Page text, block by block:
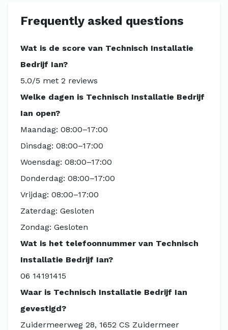
Frequently asked questions
Wat is de score van Technisch Installatie
Bedrijf Ian?
5.0/5 met 2 reviews
Welke dagen is Technisch Installatie Bedrijf
Ian open?
Maandag: 08:00–17:00
Dinsdag: 08:00–17:00
Woensdag: 08:00–17:00
Donderdag: 08:00–17:00
Vrijdag: 08:00–17:00
Zaterdag: Gesloten
Zondag: Gesloten
Wat is het telefoonnummer van Technisch
Installatie Bedrijf Ian?
06 14191415
Waar is Technisch Installatie Bedrijf Ian
gevestigd?
Zuidermeerweg 28, 1652 CS Zuidermeer